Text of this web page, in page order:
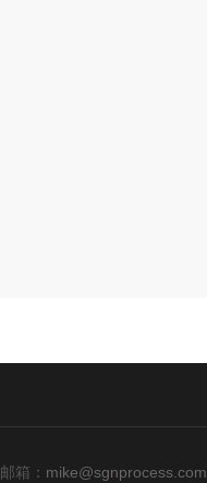
邮箱： mike@sgnprocess.com